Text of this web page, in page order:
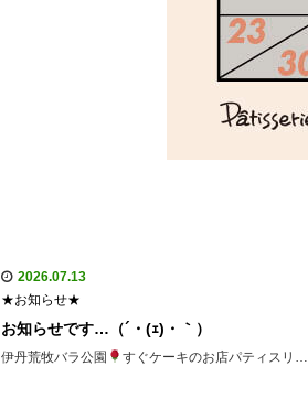
2026.07.13
★お知らせ★
お知らせです…（´・(ｪ)・｀）
伊丹荒牧バラ公園 すぐケーキのお店パティスリ…